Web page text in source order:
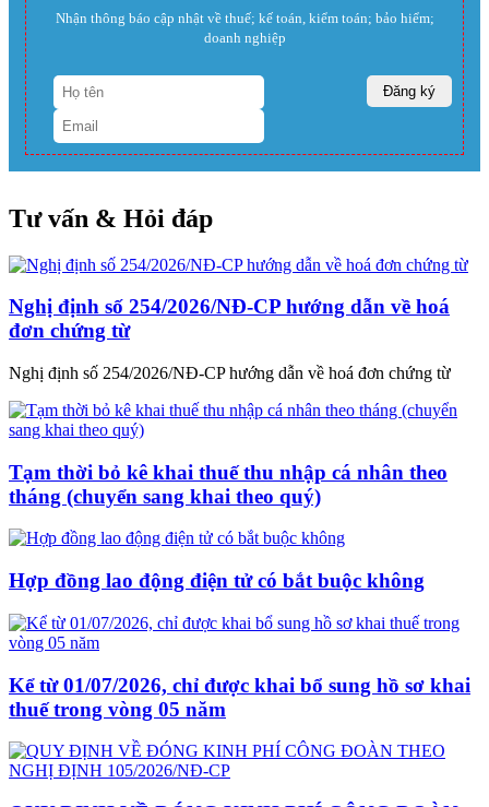
Nhận thông báo cập nhật về thuế; kế toán, kiểm toán; bảo hiểm;
doanh nghiệp
Tư vấn & Hỏi đáp
Nghị định số 254/2026/NĐ-CP hướng dẫn về hoá
đơn chứng từ
Nghị định số 254/2026/NĐ-CP hướng dẫn về hoá đơn chứng từ
Tạm thời bỏ kê khai thuế thu nhập cá nhân theo
tháng (chuyển sang khai theo quý)
Hợp đồng lao động điện tử có bắt buộc không
Kể từ 01/07/2026, chỉ được khai bổ sung hồ sơ khai
thuế trong vòng 05 năm